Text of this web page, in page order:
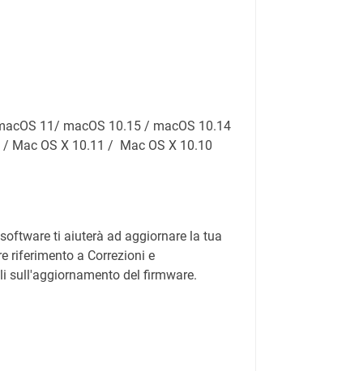
11/ macOS 10.15 / macOS 10.14
Mac OS X 10.11 / Mac OS X 10.10
ti aiuterà ad aggiornare la tua
riferimento a Correzioni e
sull'aggiornamento del firmware.